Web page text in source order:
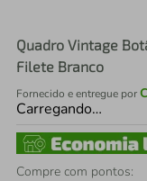
Quadro Vintage
Filete Branco
Fornecido e entregue por
Carregando…
Compre com pontos: